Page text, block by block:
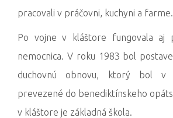
pracovali v práčovni, kuchyni a farme.
Po vojne v kláštore fungovala aj
nemocnica. V roku 1983 bol
duchovnú obnovu, ktorý bol v
prevezené do benediktínskeho
v kláštore je základná škola.